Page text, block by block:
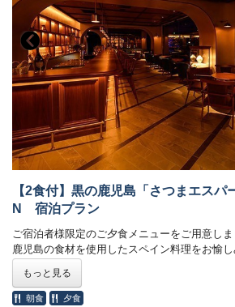
■添寝つきましては、ベッド１台につきお子様
（税込・食事代別）
添寝施設使用料：小学生 4,400円
幼児 1,650円
※添寝のお子様がいらっしゃる場合、ご年齢
せ。
■複数部屋をご予約の際、フロアが分かれる場
■ホテル敷地内駐車場 料金のご案内
普通車：1,300円（※2泊目以降は500円）
ご予約制ではございません。
チェックイン時にご希望の時間をお伺いさ
状況次第ではご希望時間に沿えない場合も
さいませ。
■展望露天温泉「さつま乃湯」をご利用いただ
※清掃のため11:00～13:00はクローズ
■添寝つきましては、ベッド１台につきお子
（税込・食事代別）
添寝施設使用料：小学生 4,400円 / 幼
無料
※添寝のお子様がいらっしゃる場合、ご年齢
せ。
■複数部屋をご予約の際、フロアが分かれる場
■ホテル敷地内駐車場 料金のご案内
普通車：1,300円（※2泊目以降は500円）
ご予約制ではございません。
【2食付】黒の鹿児島「さつまエスパ
N 宿泊プラン
ご宿泊者様限定のご夕食メニューをご用意しま
鹿児島の食材を使用したスペイン料理をお愉し
■ご夕食
ザ セラーN 黒の鹿児島「さつまエスパーニ
もっと見る
朝食 夕食